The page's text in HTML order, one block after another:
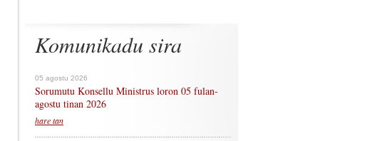
Komunikadu sira
05 agostu 2026
Sorumutu Konsellu Ministrus loron 05 fulan-
agostu tinan 2026
hare tan